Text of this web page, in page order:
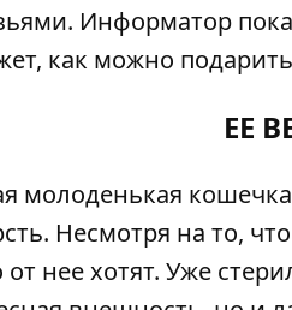
Информатор
как можно
ЕЕ
молоденькая
Несмотря на то,
нее хотят. Уже